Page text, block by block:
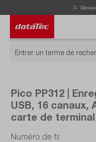
Pico PP312 |
USB, 16 canaux,
carte de terminal
Numéro de fabrication :